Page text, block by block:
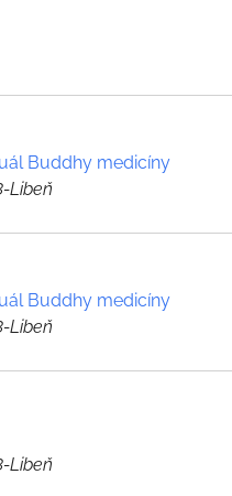
Buddhy medicíny
Libeň
Buddhy medicíny
Libeň
Libeň